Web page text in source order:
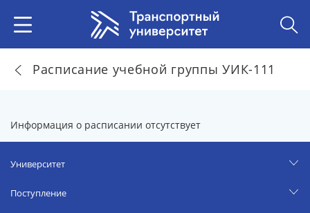
Расписание учебной группы УИК-111
Информация о расписании отсутствует
Университет
Поступление